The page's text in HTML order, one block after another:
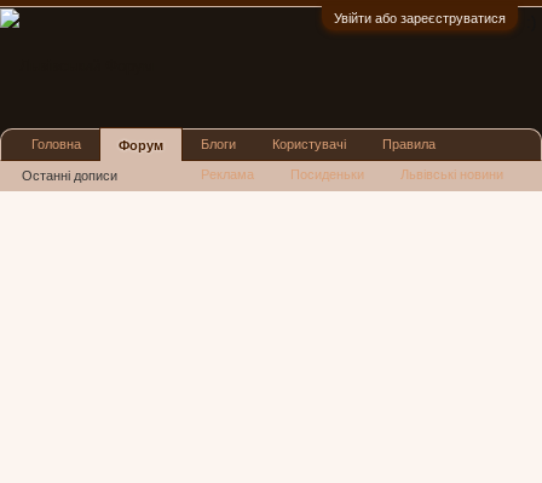
Увійти або зареєструватися
Головна Форум
Останні дописи
Блоги Користувачі Правила
Реклама Посиденьки Львівські новини